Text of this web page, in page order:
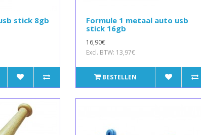
stick 8gb
Formule 1 metaal auto usb
stick 16gb
16,90€
Excl. BTW: 13,97€
BESTELLEN